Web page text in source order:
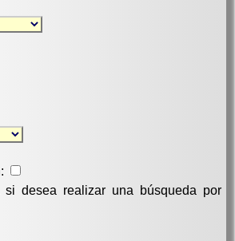
si desea realizar una búsqueda por